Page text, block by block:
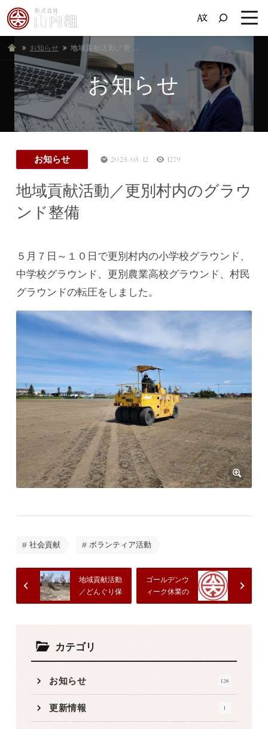
ホーム
お知らせ 地域貢献活動／更別村内のグラウンド整備
お知らせ
お知らせ 2025-05-12 1279
地域貢献活動／更別村内のグラウ
ンド整備
５月７日～１０日で更別村内の小学校グラウンド、
中学校グラウンド、更別農業高校グラウンド、村民
グラウンドの転圧をしました。
社会貢献 ボランティア活動
ゴールデンウ
ィーク休業の
お知らせ
地域貢献活動
／どんぐり保
育園園庭整備
カテゴリ
お知らせ 128
更新情報 1